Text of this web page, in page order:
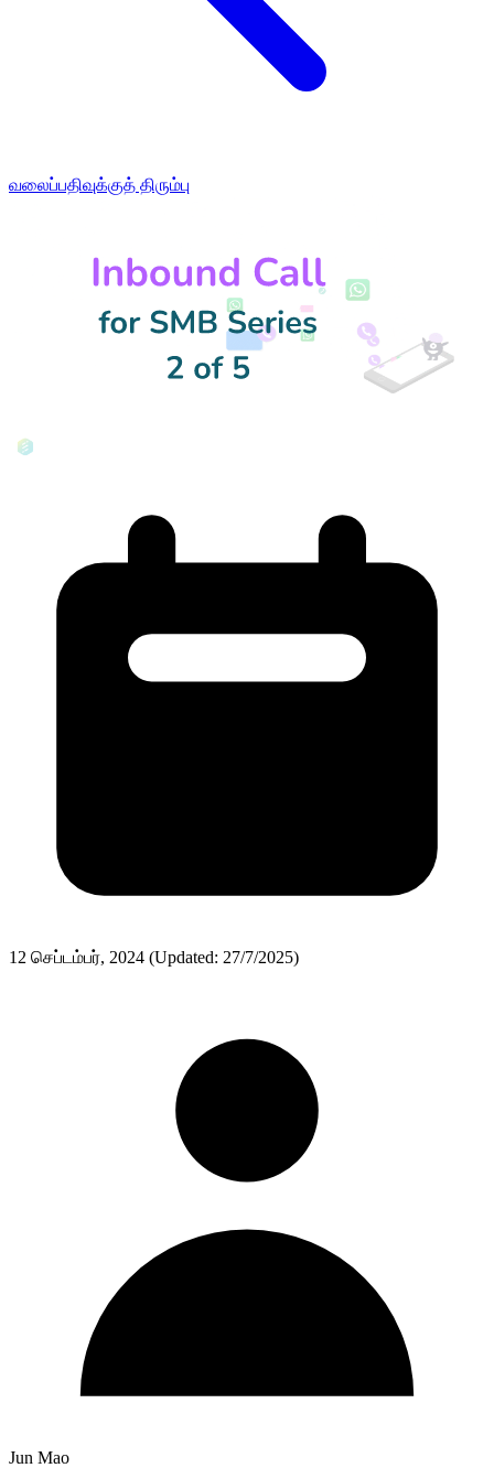
வலைப்பதிவுக்குத் திரும்பு
12 செப்டம்பர், 2024 (Updated: 27/7/2025)
Jun Mao